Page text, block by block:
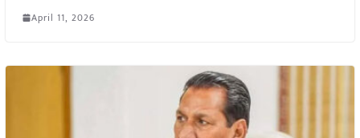
April 11, 2026